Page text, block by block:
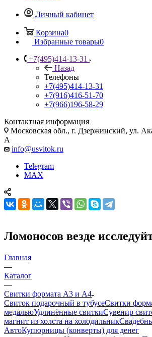
Личный кабинет
Корзина0
Избранные товары0
+7(495)414-13-31
Назад
Телефоны
+7(495)414-13-31
+7(916)416-51-70
+7(966)196-58-29
Контактная информация
Московская обл., г. Дзержинский, ул.
А
info@usvitok.ru
Telegram
MAX
Ломоносов везде
Главная
—
Каталог
—
Свитки формата А3 и А4
Свиток подарочный в тубусеСвитки
медальюУдлинённые свиткиСувенир
магнит из холста на холодильник
АвтоКупюрницы (конверты) для денег